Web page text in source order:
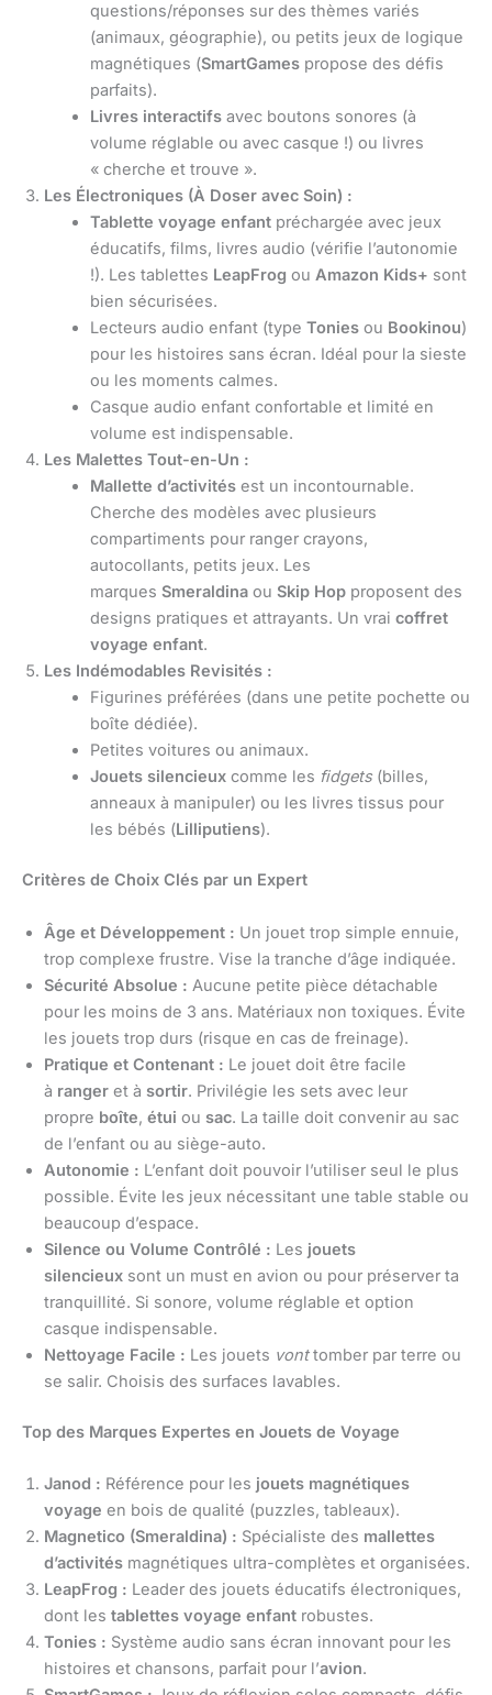
questions/réponses sur des thèmes variés
(animaux, géographie), ou petits jeux de logique
magnétiques (SmartGamespropose des défis
parfaits).
Livres interactifsavec boutons sonores (à
volume réglable ou avec casque !) ou livres
« cherche et trouve ».
Les Électroniques (À Doser avec Soin) :
Tablette voyage enfantpréchargée avec jeux
éducatifs, films, livres audio (vérifie l’autonomie
!). Les tablettes LeapFrog ou Amazon Kids+ sont
bien sécurisées.
Lecteurs audio enfant (type Toniesou Bookinou)
pour les histoires sans écran. Idéal pour la sieste
ou les moments calmes.
Casque audio enfant confortable et limité en
volume est indispensable.
Les Malettes Tout-en-Un :
Mallette d’activitésest un incontournable.
Cherche des modèles avec plusieurs
compartiments pour ranger crayons,
autocollants, petits jeux. Les
marques Smeraldinaou Skip Hopproposent des
designs pratiques et attrayants. Un vrai coffret
voyage enfant.
Les Indémodables Revisités :
Figurines préférées (dans une petite pochette ou
boîte dédiée).
Petites voitures ou animaux.
Jouets silencieuxcomme les fidgets(billes,
anneaux à manipuler) ou les livres tissus pour
les bébés (Lilliputiens).
Critères de Choix Clés par un Expert
Âge et Développement : Un jouet trop simple ennuie,
trop complexe frustre. Vise la tranche d’âge indiquée.
Sécurité Absolue : Aucune petite pièce détachable
pour les moins de 3 ans. Matériaux non toxiques. Évite
les jouets trop durs (risque en cas de freinage).
Pratique et Contenant : Le jouet doit être facile
à ranger et à sortir. Privilégie les sets avec leur
propre boîte, étui ou sac. La taille doit convenir au sac
de l’enfant ou au siège-auto.
Autonomie : L’enfant doit pouvoir l’utiliser seul le plus
possible. Évite les jeux nécessitant une table stable ou
beaucoup d’espace.
Silence ou Volume Contrôlé : Les jouets
silencieux sont un must en avion ou pour préserver ta
tranquillité. Si sonore, volume réglable et option
casque indispensable.
Nettoyage Facile : Les jouets vonttomber par terre ou
se salir. Choisis des surfaces lavables.
Top des Marques Expertes en Jouets de Voyage
Janod : Référence pour les jouets magnétiques
voyage en bois de qualité (puzzles, tableaux).
Magnetico (Smeraldina) : Spécialiste des mallettes
d’activités magnétiques ultra-complètes et organisées.
LeapFrog : Leader des jouets éducatifs électroniques,
dont les tablettes voyage enfant robustes.
Tonies : Système audio sans écran innovant pour les
histoires et chansons, parfait pour l’avion.